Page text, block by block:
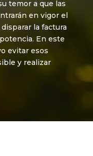
temor a que las
en vigor el
la factura
En este
evitar esos
y realizar